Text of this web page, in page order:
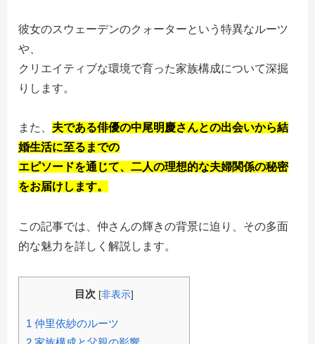
彼女のスウェーデンのクォーターという特異なルーツ
や、
クリエイティブな環境で育った家族構成について深掘
りします。
また、 夫である俳優の中尾明慶さんとの出会いから結
婚生活に至るまでの
エピソードを通じて、二人の理想的な夫婦関係の秘密
をお届けします。
この記事では、仲さんの輝きの背景に迫り、その多面
的な魅力を詳しく解説します。
目次 [非表示]
1 仲里依紗のルーツ